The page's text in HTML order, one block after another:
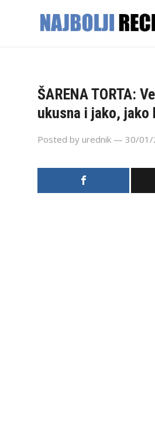
ŠARENA TORTA:
ukusna i jako, jako
Posted by urednik — 30/01/